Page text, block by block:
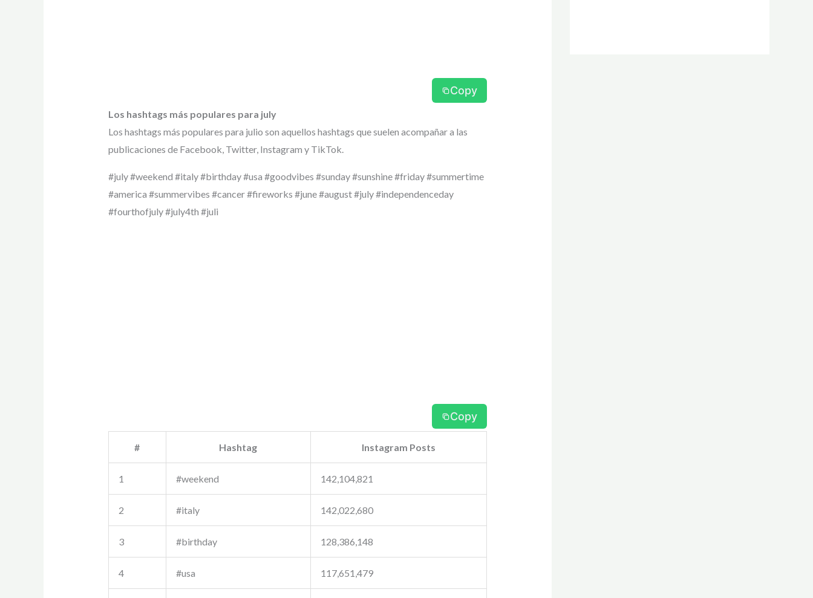
Copy
Los hashtags más populares para july
Los hashtags más populares para julio son aquellos hashtags que suelen acompañar a las
publicaciones de Facebook, Twitter, Instagram y TikTok.
#july #weekend #italy #birthday #usa #goodvibes #sunday #sunshine #friday #summertime
#america #summervibes #cancer #fireworks #june #august #july #independenceday
#fourthofjuly #july4th #juli
Copy
# Hashtag Instagram Posts
1 #weekend 142,104,821
2 #italy 142,022,680
3 #birthday 128,386,148
4 #usa 117,651,479